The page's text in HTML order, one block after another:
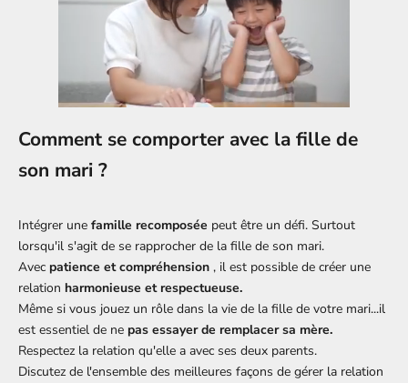
Comment se comporter avec la fille de
son mari ?
Intégrer une famille recomposée peut être un défi. Surtout
lorsqu'il s'agit de se rapprocher de la fille de son mari.
Avec patience et compréhension , il est possible de créer une
relation harmonieuse et respectueuse.
Même si vous jouez un rôle dans la vie de la fille de votre mari...il
est essentiel de ne pas essayer de remplacer sa mère.
Respectez la relation qu'elle a avec ses deux parents.
Discutez de l'ensemble des meilleures façons de gérer la relation